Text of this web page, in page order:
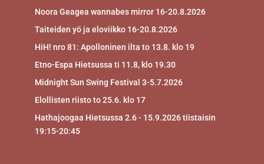
Noora Geagea wannabes mirror 16-20.8.2026
Taiteiden yö ja eloviikko 16-20.8.2026
HiH! nro 81: Apolloninen ilta to 13.8. klo 19
Etno-Espa Hietsussa ti 11.8, klo 19.30
Midnight Sun Swing Festival 3-5.7.2026
Elollisten riisto to 25.6. klo 17
Hathajoogaa Hietsussa 2.6 - 15.9.2026 tiistaisin
19:15-20:45